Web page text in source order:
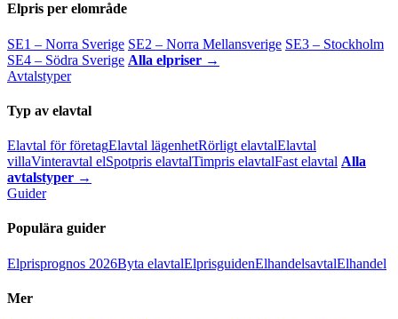
Elpris per elområde
SE1 – Norra Sverige SE2 – Norra Mellansverige SE3 – Stockholm
SE4 – Södra Sverige Alla elpriser →
Avtalstyper
Typ av elavtal
Elavtal för företagElavtal lägenhetRörligt elavtalElavtal
villaVinteravtal elSpotpris elavtalTimpris elavtalFast elavtal Alla
avtalstyper →
Guider
Populära guider
Elprisprognos 2026Byta elavtalElprisguidenElhandelsavtalElhandel
Mer